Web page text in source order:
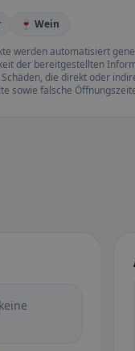
🍷 Wein
werden automatisiert
der bereitgestellten
die direkt oder
sowie falsche